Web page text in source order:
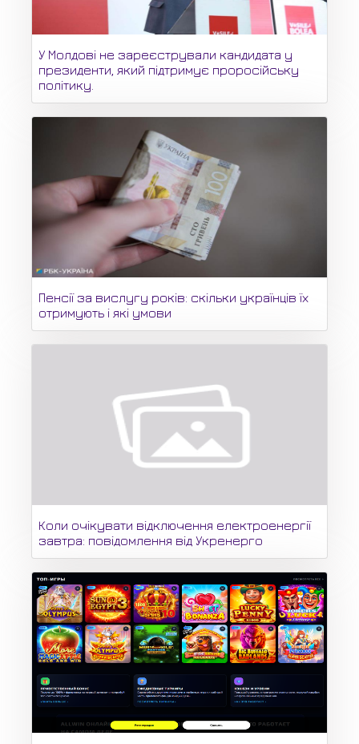
У Молдові не зареєстрували кандидата у
президенти, який підтримує проросійську
політику.
Пенсії за вислугу років: скільки українців їх
отримують і які умови
Коли очікувати відключення електроенергії
завтра: повідомлення від Укренерго